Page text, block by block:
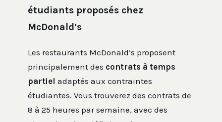
étudiants proposés chez
McDonald’s
Les restaurants McDonald’s proposent
principalement des contrats à temps
partiel adaptés aux contraintes
étudiantes. Vous trouverez des contrats de
8 à 25 heures par semaine, avec des